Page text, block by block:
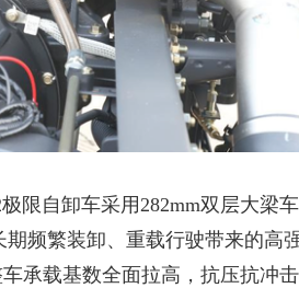
限自卸车采用282mm双层大梁
频繁装卸、重载行驶带来的高
承载基数全面拉高，抗压抗冲